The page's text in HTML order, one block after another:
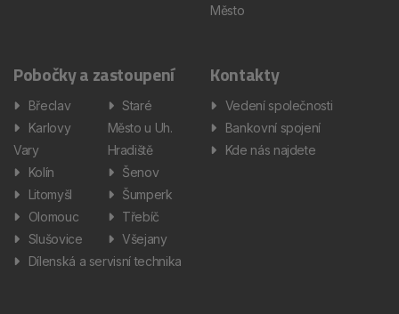
Město
Pobočky a zastoupení
Břeclav
Karlovy
Vary
Kolín
Litomyšl
Olomouc
Slušovice
Staré
Město u Uh.
Hradiště
Šenov
Šumperk
Třebíč
Všejany
Dílenská a servisní technika
Kontakty
Vedení společnosti
Bankovní spojení
Kde nás najdete